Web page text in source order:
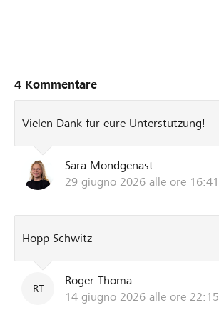
4 Kommentare
Vielen Dank für eure Unterstützung!
Sara Mondgenast
29 giugno 2026 alle ore 16:41
Hopp Schwitz
RT
Roger Thoma
14 giugno 2026 alle ore 22:15